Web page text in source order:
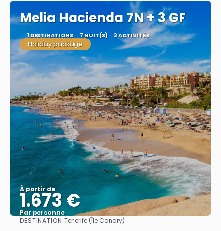
Melia Hacienda 7N + 3 GF
1 DESTINATIONS 7 NUIT(S) 3 ACTIVITÉS
Holiday package
À partir de
1.673 €
Par personne
Afficher
DESTINATION:Tenerife (Île Canary)